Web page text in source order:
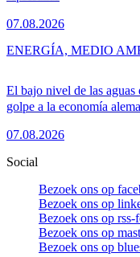
07.08.2026
El bajo nivel de las aguas
golpe a la economía
07.08.2026
ENERGÍA, MEDIO
Social
Bezoek ons op
Bezoek ons op
Bezoek ons op rss-
Bezoek ons op
Bezoek ons op